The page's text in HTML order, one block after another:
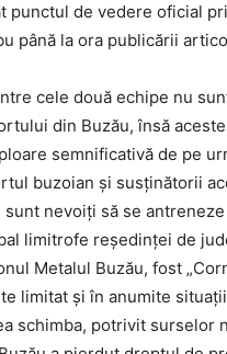
punctul de vedere oficial
până la ora publicării
cele două echipe nu
din Buzău, însă
semnificativă de pe
buzoian și susținătorii
nevoiți să se
limitrofe reședinței de
Metalul Buzău, fost
limitat și în anumite
schimba, potrivit surselor